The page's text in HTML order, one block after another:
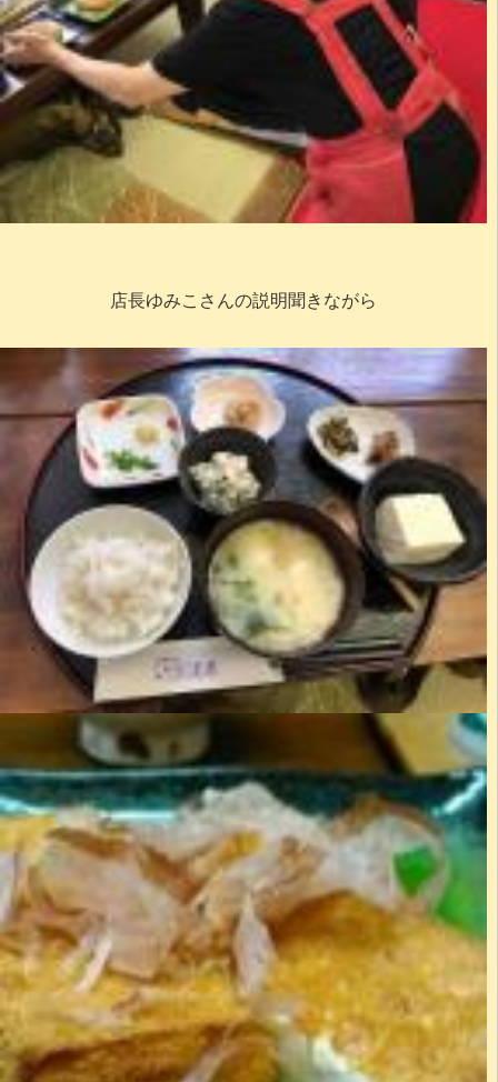
店長ゆみこさんの説明聞きながら